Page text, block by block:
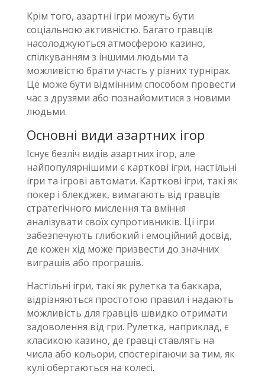
Крім того, азартні ігри можуть бути
соціальною активністю. Багато гравців
насолоджуються атмосферою казино,
спілкуванням з іншими людьми та
можливістю брати участь у різних турнірах.
Це може бути відмінним способом провести
час з друзями або познайомитися з новими
людьми.
Основні види азартних ігор
Існує безліч видів азартних ігор, але
найпопулярнішими є карткові ігри, настільні
ігри та ігрові автомати. Карткові ігри, такі як
покер і блекджек, вимагають від гравців
стратегічного мислення та вміння
аналізувати своїх супротивників. Ці ігри
забезпечують глибокий і емоційний досвід,
де кожен хід може призвести до значних
виграшів або програшів.
Настільні ігри, такі як рулетка та баккара,
відрізняються простотою правил і надають
можливість для гравців швидко отримати
задоволення від гри. Рулетка, наприклад, є
класикою казино, де гравці ставлять на
числа або кольори, спостерігаючи за тим, як
кулі обертаються на колесі.